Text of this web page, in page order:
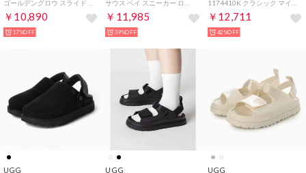
￥10,890
17%OFF
￥11,985
39%OFF
￥12,711
42%OFF
UGG UGG UGG